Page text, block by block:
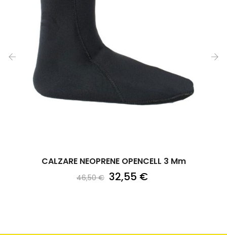
CALZARE NEOPRENE OPENCELL 3 Mm
46,50 € 32,55 €